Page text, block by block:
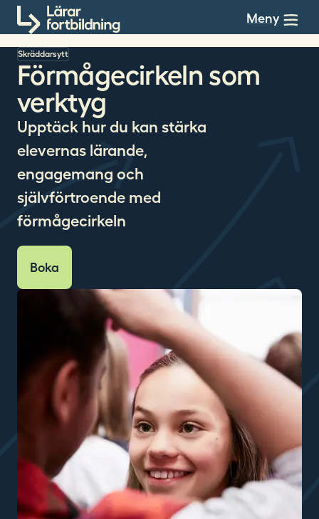
Till innehållet Meny
Skräddarsytt
Förmågecirkeln som
verktyg
Upptäck hur du kan stärka
elevernas lärande,
engagemang och
självförtroende med
förmågecirkeln
Boka